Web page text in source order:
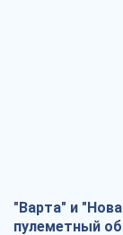
"Варта" и
пулеметный